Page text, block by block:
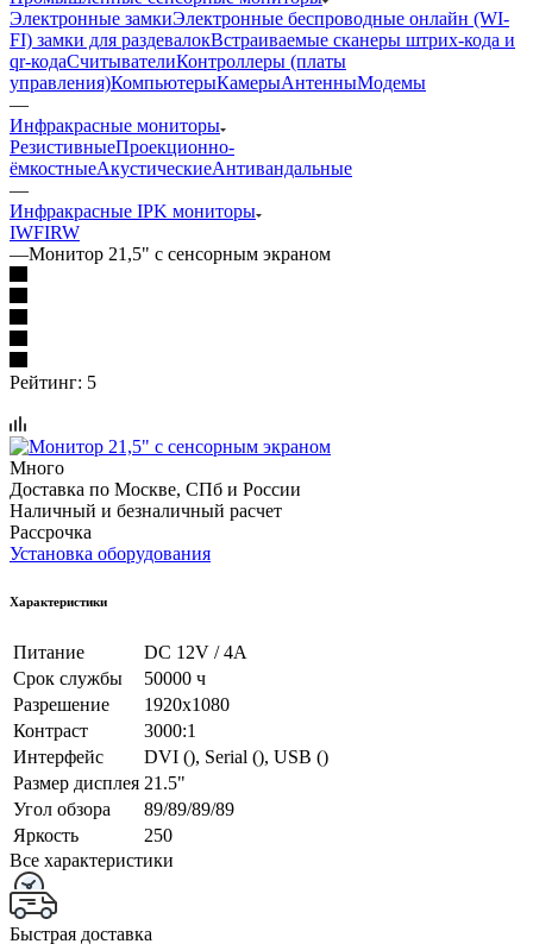
Электронные замкиЭлектронные беспроводные онлайн (WI-
FI) замки для раздевалокВстраиваемые сканеры штрих-кода и
qr-кодаСчитывателиКонтроллеры (платы
управления)КомпьютерыКамерыАнтенныМодемы
—
Инфракрасные мониторы
РезистивныеПроекционно-
ёмкостныеАкустическиеАнтивандальные
—
Инфракрасные IPK мониторы
IWFIRW
—Монитор 21,5" с сенсорным экраном
Рейтинг: 5
Много
Доставка по Москве, СПб и России
Наличный и безналичный расчет
Рассрочка
Установка оборудования
Характеристики
Питание
DC 12V / 4A
Срок службы
50000 ч
Разрешение
1920x1080
Контраст
3000:1
Интерфейс
DVI (), Serial (), USB ()
Размер дисплея 21.5"
Угол обзора
89/89/89/89
Яркость
250
Все характеристики
Быстрая доставка